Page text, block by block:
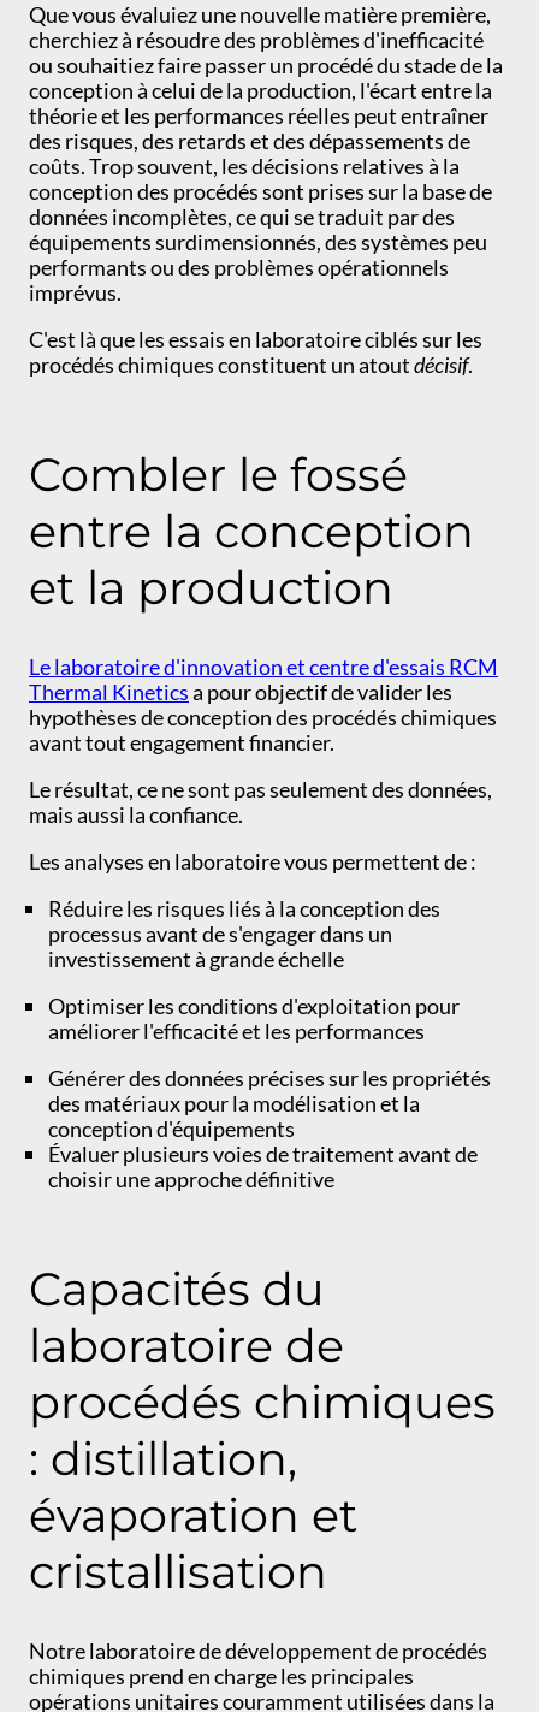
Que vous évaluiez une nouvelle matière première,
cherchiez à résoudre des problèmes d'inefficacité
ou souhaitiez faire passer un procédé du stade de la
conception à celui de la production, l'écart entre la
théorie et les performances réelles peut entraîner
des risques, des retards et des dépassements de
coûts. Trop souvent, les décisions relatives à la
conception des procédés sont prises sur la base de
données incomplètes, ce qui se traduit par des
équipements surdimensionnés, des systèmes peu
performants ou des problèmes opérationnels
imprévus.
C'est là que les essais en laboratoire ciblés sur les
procédés chimiques constituent un atoutdécisif.
Combler le fossé
entre la conception
et la production
Le laboratoire d'innovation et centre d'essais RCM
Thermal Kineticsa pour objectif de valider les
hypothèses de conception des procédés chimiques
avant tout engagement financier.
Le résultat, ce ne sont pas seulement des données,
mais aussi la confiance.
Les analyses en laboratoire vous permettent de :
Réduire les risques liés à la conception des
processus avant de s'engager dans un
investissement à grande échelle
Optimiser les conditions d'exploitation pour
améliorer l'efficacité et les performances
Générer des données précises sur les propriétés
des matériaux pour la modélisation et la
conception d'équipements
Évaluer plusieurs voies de traitement avant de
choisir une approche définitive
Capacités du
laboratoire de
procédés chimiques
: distillation,
évaporation et
cristallisation
Notre laboratoire de développement de procédés
chimiques prend en charge les principales
opérations unitaires couramment utilisées dans la